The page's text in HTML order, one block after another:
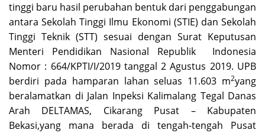
tinggi baru hasil perubahan bentuk dari penggabungan
antara Sekolah Tinggi Ilmu Ekonomi (STIE) dan Sekolah
Tinggi Teknik (STT) sesuai dengan Surat Keputusan
Menteri Pendidikan Nasional Republik Indonesia
Nomor : 664/KPTI/I/2019 tanggal 2 Agustus 2019. UPB
berdiri pada hamparan lahan seluas 11.603 m2yang
beralamatkan di Jalan Inpeksi Kalimalang Tegal Danas
Arah DELTAMAS, Cikarang Pusat – Kabupaten
Bekasi,yang mana berada di tengah-tengah Pusat